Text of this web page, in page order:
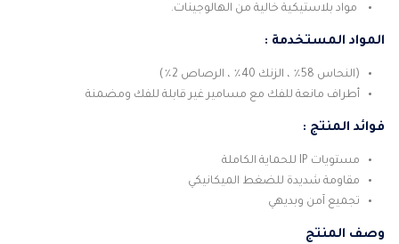
مواد بلاستيكية خالية من الهالوجينات.
المواد المستخدمة :
(النحاس 58٪ ، الزنك 40٪ ، الرصاص 2٪)
أطراف مانعة للفك مع مسامير غير قابلة للفك ومضمنة
فوائد المنتج :
مستويات IP للحماية الكاملة
مقاومة شديدة للضغط الميكانيكي
تجميع آمن وبديهي
وصف المنتج